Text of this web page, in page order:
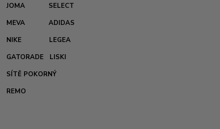
JOMA
SELECT
MEVA
ADIDAS
NIKE
LEGEA
GATORADE
LISKI
SÍTĚ POKORNÝ
REMO